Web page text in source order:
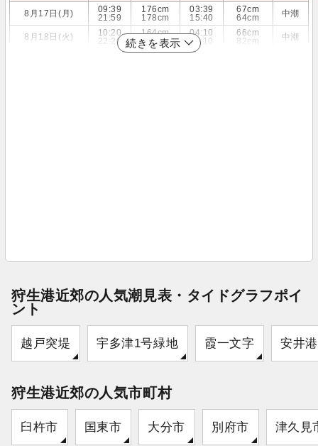
8月17日(月)
09:39
21:59
176cm
178cm
03:39
15:40
67cm
64cm
中潮
8月18日(火)
10:20
22:20
164cm
173cm
04:10
16:10
66cm
82cm
中潮
続きを表示
狩生港近郊の人気潮見表・タイドグラフポイ
ント
越戸突堤 宇多津1号緑地 霞一文字 安井港
狩生港近郊の人気市町村
臼杵市 国東市 大分市 別府市 津久見